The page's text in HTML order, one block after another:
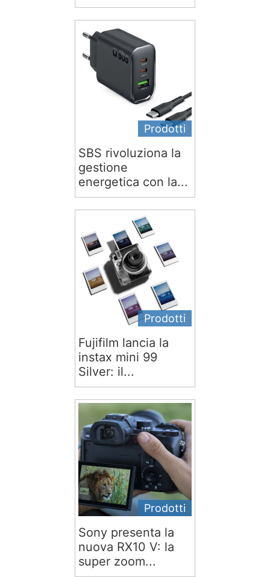
Prodotti
SBS rivoluziona la
gestione
energetica con la...
Prodotti
Fujifilm lancia la
instax mini 99
Silver: il...
Prodotti
Sony presenta la
nuova RX10 V: la
super zoom...